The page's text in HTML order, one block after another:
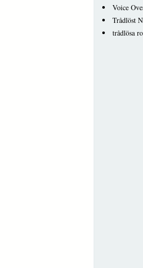
Voice
Trådlöst
trådlösa